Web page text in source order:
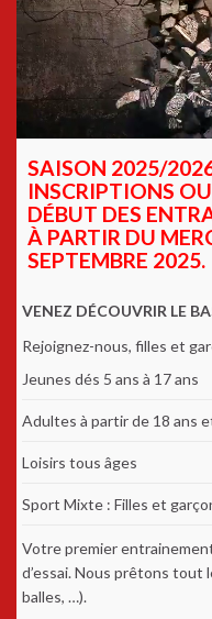
SAISON 2025/
INSCRIPTIONS
DÉBUT DES
À PARTIR DU
SEPTEMBRE 2025.
VENEZ DÉCOUVRIR LE
Rejoignez-nous, filles et
Jeunes dés 5 ans à 17 ans
Adultes à partir de 18 ans
Loisirs tous âges
Sport Mixte : Filles et
Votre premier
d’essai. Nous prêtons tout
balles, …).